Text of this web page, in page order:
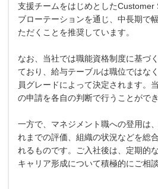
支援チームをはじめとしたCustomer
ブローテーションを通じ、中長期で
ただくことを推奨しています。
なお、当社では職能資格制度に基づ
ており、給与テーブルは職位ではな
員グレードによって決定されます。
の申請を各自の判断で行うことができ
一方で、マネジメント職への登用は
れまでの評価、組織の状況などを総
れるものです。ご入社後は、定期的
キャリア形成について積極的にご相談